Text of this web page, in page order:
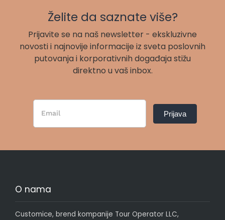
Želite da saznate više?
Prijavite se na naš newsletter - ekskluzivne
novosti i najnovije informacije iz sveta poslovnih
putovanja i korporativnih događaja stižu
direktno u vaš inbox.
Newsletter
Prijava
O nama
Customice, brend kompanije Tour Operator LLC,